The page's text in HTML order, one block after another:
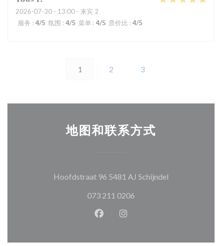
2026-07-30 - 13:00 - 来宾 2
服务 : 4/5 氛围 : 4/5 菜单 : 4/5 质价比 : 4/5
1 2 3
地图和联系方式
Hoofdstraat 96 5481 AJ Schijndel
073 211 0206
Facebook ((在新窗口中打开))
Instagram ((在新窗口中